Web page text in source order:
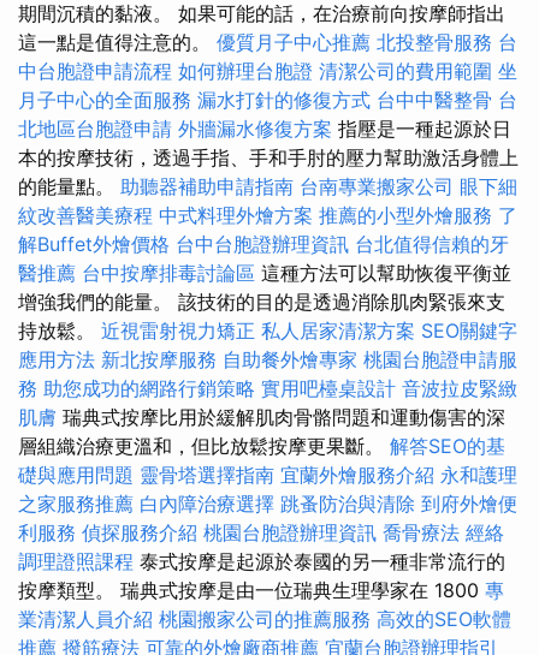
期間沉積的黏液。 如果可能的話，在治療前向按摩師指出
這一點是值得注意的。 優質月子中心推薦 北投整骨服務 台
中台胞證申請流程 如何辦理台胞證 清潔公司的費用範圍 坐
月子中心的全面服務 漏水打針的修復方式 台中中醫整骨 台
北地區台胞證申請 外牆漏水修復方案 指壓是一種起源於日
本的按摩技術，透過手指、手和手肘的壓力幫助激活身體上
的能量點。 助聽器補助申請指南 台南專業搬家公司 眼下細
紋改善醫美療程 中式料理外燴方案 推薦的小型外燴服務 了
解Buffet外燴價格 台中台胞證辦理資訊 台北值得信賴的牙
醫推薦 台中按摩排毒討論區 這種方法可以幫助恢復平衡並
增強我們的能量。 該技術的目的是透過消除肌肉緊張來支
持放鬆。 近視雷射視力矯正 私人居家清潔方案 SEO關鍵字
應用方法 新北按摩服務 自助餐外燴專家 桃園台胞證申請服
務 助您成功的網路行銷策略 實用吧檯桌設計 音波拉皮緊緻
肌膚 瑞典式按摩比用於緩解肌肉骨骼問題和運動傷害的深
層組織治療更溫和，但比放鬆按摩更果斷。 解答SEO的基
礎與應用問題 靈骨塔選擇指南 宜蘭外燴服務介紹 永和護理
之家服務推薦 白內障治療選擇 跳蚤防治與清除 到府外燴便
利服務 偵探服務介紹 桃園台胞證辦理資訊 喬骨療法 經絡
調理證照課程 泰式按摩是起源於泰國的另一種非常流行的
按摩類型。 瑞典式按摩是由一位瑞典生理學家在 1800 專
業清潔人員介紹 桃園搬家公司的推薦服務 高效的SEO軟體
推薦 撥筋療法 可靠的外燴廠商推薦 宜蘭台胞證辦理指引